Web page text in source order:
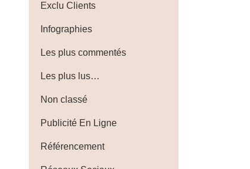
Exclu Clients
Infographies
Les plus commentés
Les plus lus…
Non classé
Publicité En Ligne
Référencement